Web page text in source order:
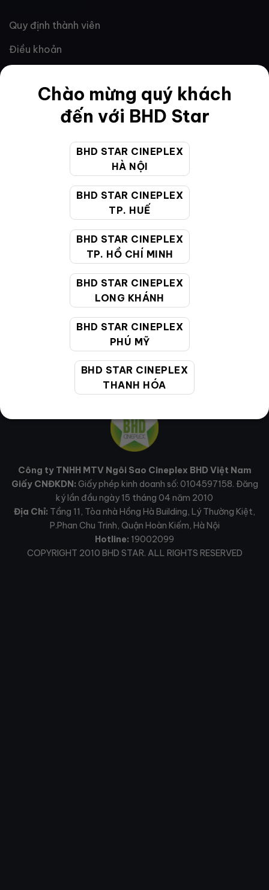
Chào mừng quý khách
đến với BHD Star
BHD STAR CINEPLEX
HÀ NỘI
BHD STAR CINEPLEX
TP. HUẾ
BHD STAR CINEPLEX
TP. HỒ CHÍ MINH
BHD STAR CINEPLEX
LONG KHÁNH
BHD STAR CINEPLEX
PHÚ MỸ
BHD STAR CINEPLEX
THANH HÓA
Quy định thành viên
Điều khoản
Quy định và chính sách chung
Chính sách bảo vệ thông tin cá nhân của người tiêu
CHĂM SÓC KHÁCH HÀNG
19002099
Giờ làm việc: 9:00 - 22:00 (Tất cả các ngày bao
cskh@bhdstar.vn
Công ty TNHH MTV Ngôi Sao Cineplex BHD Việt Nam
Giấy CNĐKDN: Giấy phép kinh doanh số: 0104597158. Đăng
ký lần đầu ngày 15 tháng 04 năm 2010
Địa Chỉ: Tầng 11, Tòa nhà Hồng Hà Building, Lý Thường Kiệt,
P.Phan Chu Trinh, Quận Hoàn Kiếm, Hà Nội
Hotline: 19002099
COPYRIGHT 2010 BHD STAR. ALL RIGHTS RESERVED